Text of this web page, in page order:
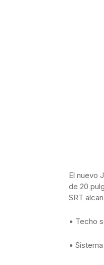
El nuevo
de 20
SRT
• Techo
•